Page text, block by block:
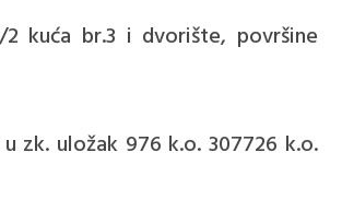
2 kuća br.3 i dvorište, površine
zk. uložak 976 k.o. 307726 k.o.